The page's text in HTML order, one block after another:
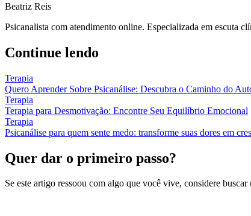
Beatriz Reis
Psicanalista com atendimento online. Especializada em escuta
Continue lendo
Terapia
Quero Aprender Sobre Psicanálise: Descubra o Caminho do
Terapia
Terapia para Desmotivação: Encontre Seu Equilíbrio Emocional
Terapia
Psicanálise para quem sente medo: transforme suas dores em
Quer dar o primeiro passo?
Se este artigo ressoou com algo que você vive, considere